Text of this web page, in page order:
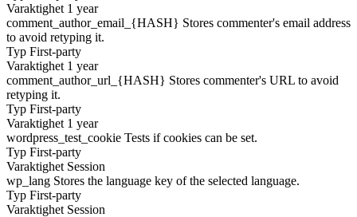
Varaktighet 1 year
comment_author_email_{HASH} Stores commenter's email address
to avoid retyping it.
Typ First-party
Varaktighet 1 year
comment_author_url_{HASH} Stores commenter's URL to avoid
retyping it.
Typ First-party
Varaktighet 1 year
wordpress_test_cookie Tests if cookies can be set.
Typ First-party
Varaktighet Session
wp_lang Stores the language key of the selected language.
Typ First-party
Varaktighet Session